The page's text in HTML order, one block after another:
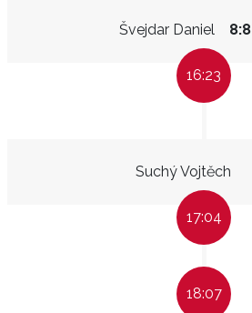
Švejdar Daniel 8:8
16:23
Suchý Vojtěch
17:04
18:07